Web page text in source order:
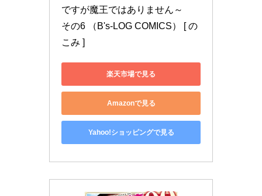
ですが魔王ではありません～
その6 （B's-LOG COMICS） [ の
こみ ]
楽天市場で見る
Amazonで見る
Yahoo!ショッピングで見る